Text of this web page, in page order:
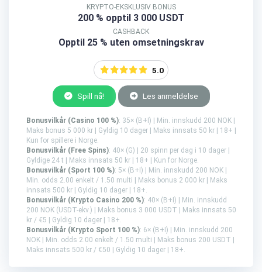
KRYPTO-EKSKLUSIV BONUS
200 % opptil 3 000 USDT
CASHBACK
Opptil 25 % uten omsetningskrav
5.0
Spill nå! Les anmeldelse
Bonusvilkår (Casino 100 %): 35× (B+I) | Min. innskudd 200 NOK |
Maks bonus 5 000 kr | Gyldig 10 dager | Maks innsats 50 kr | 18+ |
Kun for spillere i Norge.
Bonusvilkår (Free Spins): 40× (G) | 20 spinn per dag i 10 dager |
Gyldige 24 t | Maks innsats 50 kr | 18+ | Kun for Norge.
Bonusvilkår (Sport 100 %): 5× (B+I) | Min. innskudd 200 NOK |
Min. odds 2.00 enkelt / 1.50 multi | Maks bonus 2 000 kr | Maks
innsats 500 kr | Gyldig 10 dager | 18+.
Bonusvilkår (Krypto Casino 200 %): 40× (B+I) | Min. innskudd
200 NOK (USDT-ekv.) | Maks bonus 3 000 USDT | Maks innsats 50
kr / €5 | Gyldig 10 dager | 18+.
Bonusvilkår (Krypto Sport 100 %): 6× (B+I) | Min. innskudd 200
NOK | Min. odds 2.00 enkelt / 1.50 multi | Maks bonus 200 USDT |
Maks innsats 500 kr / €50 | Gyldig 10 dager | 18+.